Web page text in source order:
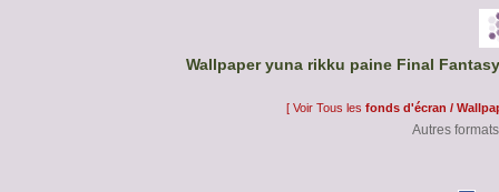
Wallpaper yuna rikku paine Final
[ Voir Tous les fonds d'écran /
Autres